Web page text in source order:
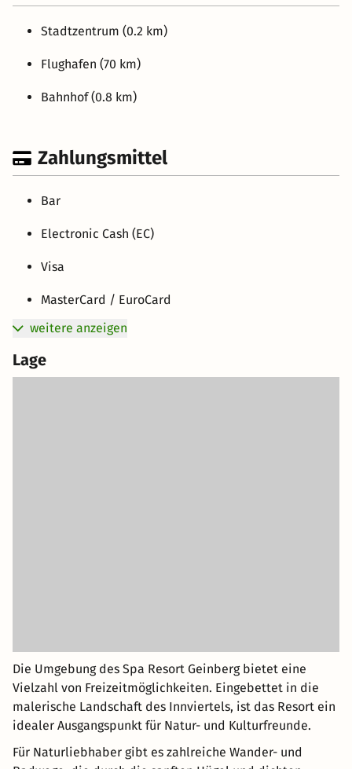
Stadtzentrum (0.2 km)
Flughafen (70 km)
Bahnhof (0.8 km)
Zahlungsmittel
Bar
Electronic Cash (EC)
Visa
MasterCard / EuroCard
weitere anzeigen
Lage
Die Umgebung des Spa Resort Geinberg bietet eine
Vielzahl von Freizeitmöglichkeiten. Eingebettet in die
malerische Landschaft des Innviertels, ist das Resort ein
idealer Ausgangspunkt für Natur- und Kulturfreunde.
Für Naturliebhaber gibt es zahlreiche Wander- und